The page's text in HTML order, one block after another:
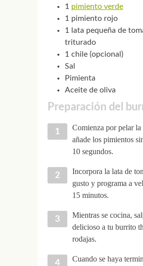
1 pimiento verde
1 pimiento rojo
1 lata pequeña de
triturado
1 chile (opcional)
Sal
Pimienta
Aceite de oliva
Preparación del
Comienza por pelar
añade los pimientos
10 segundos.
Incorpora la lata de
gusto y programa a
15 minutos.
Mientras se cocina,
delicioso a tu burrito
rodajas.
Cuando se haya